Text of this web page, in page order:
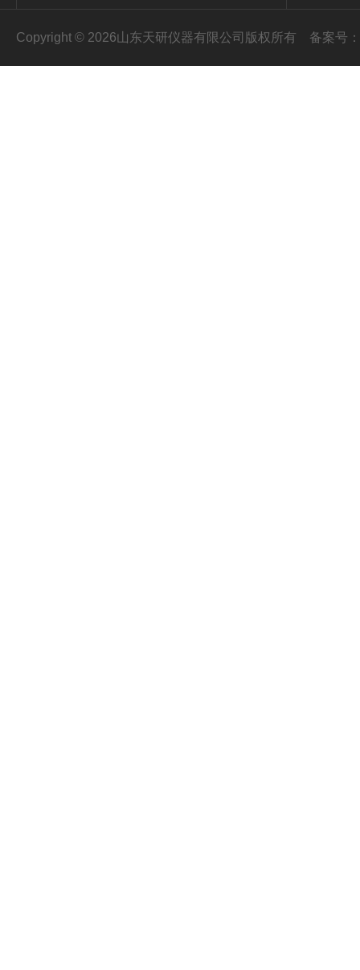
Copyright © 2026山东天研仪器有限公司版权所有 备案号